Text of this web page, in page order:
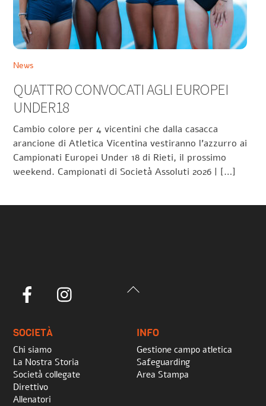
News
QUATTRO CONVOCATI AGLI EUROPEI
UNDER18
Cambio colore per 4 vicentini che dalla casacca
arancione di Atletica Vicentina vestiranno l’azzurro ai
Campionati Europei Under 18 di Rieti, il prossimo
weekend. Campionati di Società Assoluti 2026 | […]
Back
Facebook
SOCIETÀ
Chi siamo
La Nostra Storia
Società collegate
Direttivo
Allenatori
INFO
Gestione campo atletica
Safeguarding
Area Stampa